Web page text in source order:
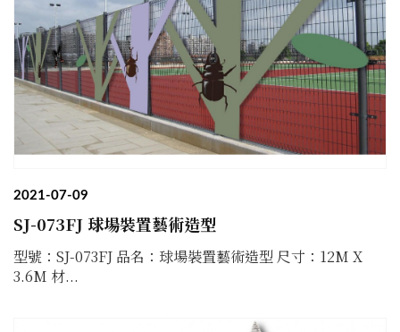
2021-07-09
SJ-073FJ 球場裝置藝術造型
型號：SJ-073FJ 品名：球場裝置藝術造型 尺寸：12M X
3.6M 材...